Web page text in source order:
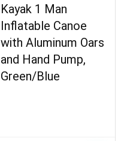
Kayak 1 Man
Inflatable Canoe
with Aluminum Oars
and Hand Pump,
Green/Blue